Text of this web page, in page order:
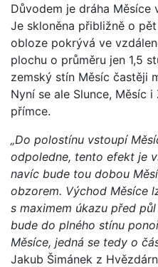
Důvodem je dráha Měsíce
Je skloněna přibližně o
obloze pokrývá ve
plochu o průměru jen 1,5
zemský stín Měsíc častěji
Nyní se ale Slunce, Měsíc
přímce.
„Do polostínu vstoupí
odpoledne, tento efekt je
navíc bude tou dobou
obzorem. Východ Měsíce
s maximem úkazu před
bude do plného stínu
Měsíce, jedná se tedy o
Jakub Šimánek z